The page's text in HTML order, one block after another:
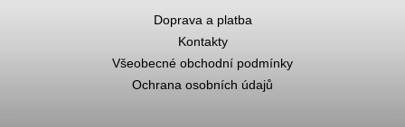
Doprava a platba
Kontakty
Všeobecné obchodní podmínky
Ochrana osobních údajů